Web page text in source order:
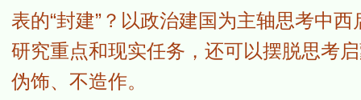
表的“封建”？以政治建国为主轴思考中
研究重点和现实任务，还可以摆脱思考
伪饰、不造作。